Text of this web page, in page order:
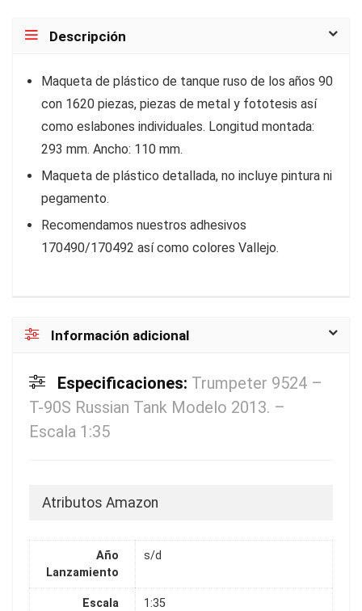
Descripción
Maqueta de plástico de tanque ruso de los años 90
con 1620 piezas, piezas de metal y fototesis así
como eslabones individuales. Longitud montada:
293 mm. Ancho: 110 mm.
Maqueta de plástico detallada, no incluye pintura ni
pegamento.
Recomendamos nuestros adhesivos
170490/170492 así como colores Vallejo.
Información adicional
Especificaciones: Trumpeter 9524 –
T-90S Russian Tank Modelo 2013. –
Escala 1:35
Atributos Amazon
Año
Lanzamiento
s/d
Escala 1:35